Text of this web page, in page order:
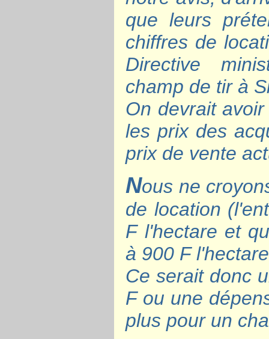
que leurs
chiffres de
Directive
champ de tir à
On devrait
les prix des
prix de vente
Nous ne
de location
F l'hectare et
à 900 F
Ce serait donc
F ou une
plus pour un